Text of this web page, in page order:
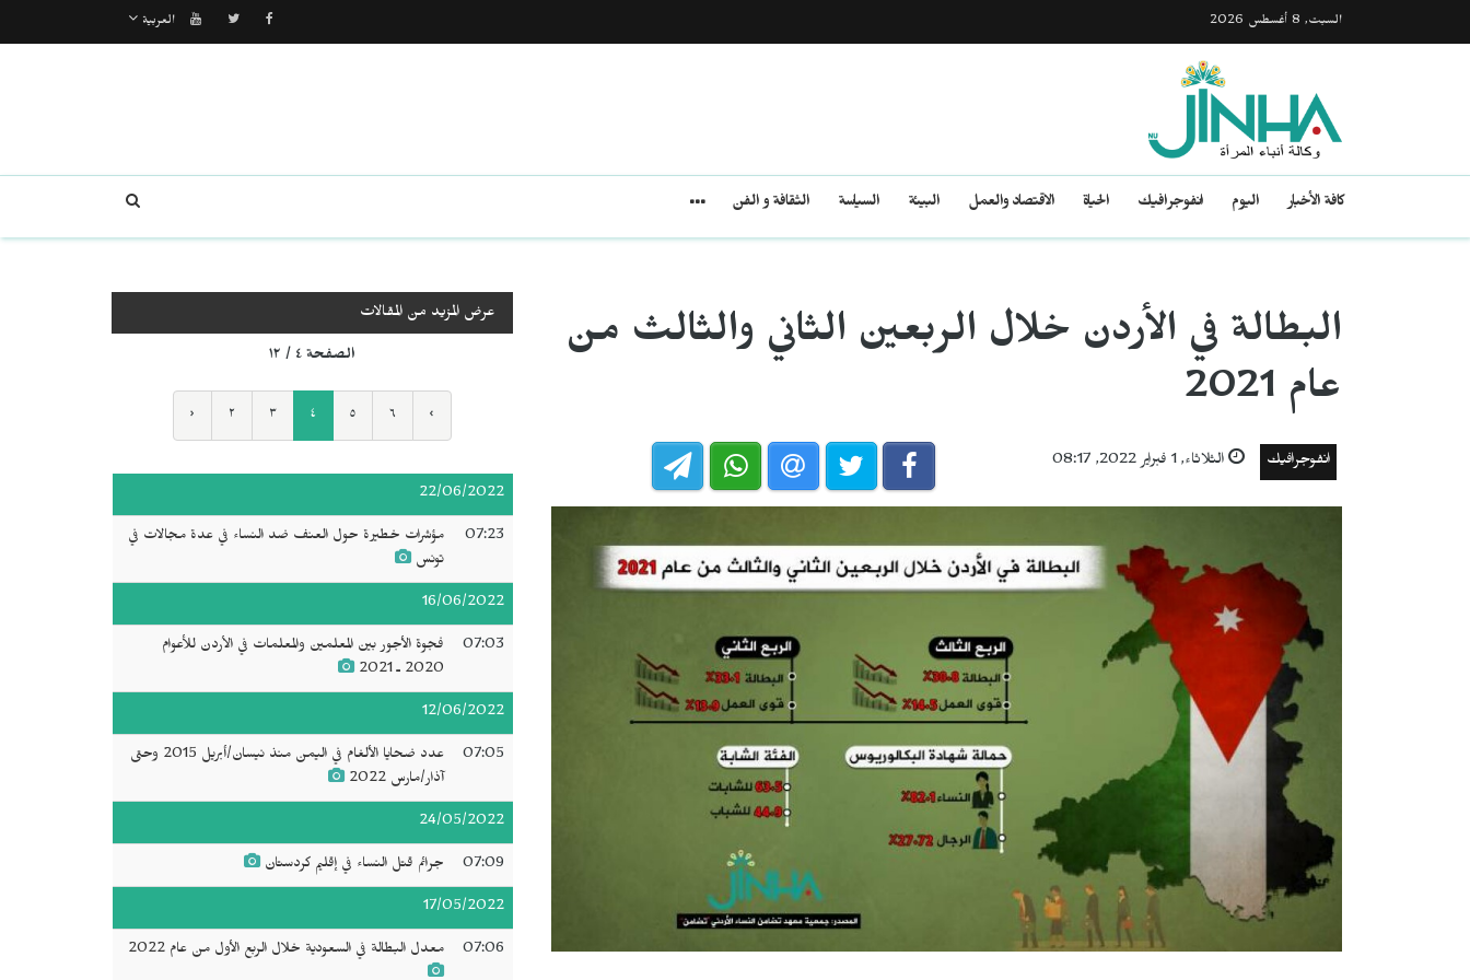
السبت, 8 أغسطس 2026 العربية
كافة الأخبار اليوم انفوجرافيك الحياة الاقتصاد والعمل البيئة السياسة الثقافة و الفن
البطالة في الأردن خلال الربعين الثاني والثالث من
عام 2021
انفوجرافيك الثلاثاء, 1 فبراير 2022, 08:17
عرض المزيد من المقالات
الصفحة ٤ / ١٢
‹ ٢ ٣ ٤ ٥ ٦ ›
22/06/2022
07:23
مؤشرات خطيرة حول العنف ضد النساء في عدة مجالات في
تونس
16/06/2022
07:03
فجوة الأجور بين المعلمين والمعلمات في الأردن للأعوام
2020 ـ 2021
12/06/2022
07:05
عدد ضحايا الألغام في اليمن منذ نيسان/أبريل 2015 وحتى
آذار/مارس 2022
24/05/2022
07:09 جرائم قتل النساء في إقليم كردستان
17/05/2022
07:06 معدل البطالة في السعودية خلال الربع الأول من عام 2022